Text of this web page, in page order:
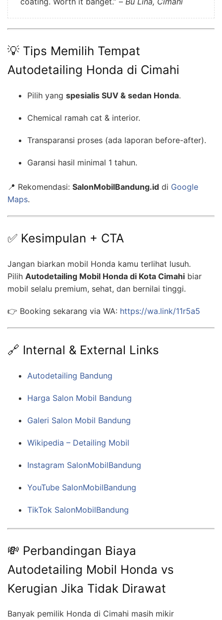
💡 Tips Memilih Tempat
Autodetailing Honda di Cimahi
Pilih yang spesialis SUV & sedan Honda.
Chemical ramah cat & interior.
Transparansi proses (ada laporan before-after).
Garansi hasil minimal 1 tahun.
📍 Rekomendasi: SalonMobilBandung.id di Google
Maps.
✅ Kesimpulan + CTA
Jangan biarkan mobil Honda kamu terlihat lusuh.
Pilih Autodetailing Mobil Honda di Kota Cimahi biar
mobil selalu premium, sehat, dan bernilai tinggi.
👉 Booking sekarang via WA: https://wa.link/11r5a5
🔗 Internal & External Links
Autodetailing Bandung
Harga Salon Mobil Bandung
Galeri Salon Mobil Bandung
Wikipedia – Detailing Mobil
Instagram SalonMobilBandung
YouTube SalonMobilBandung
TikTok SalonMobilBandung
💸 Perbandingan Biaya
Autodetailing Mobil Honda vs
Kerugian Jika Tidak Dirawat
Banyak pemilik Honda di Cimahi masih mikir